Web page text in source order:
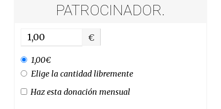
PATROCINADOR.
€
1,00€
Elige la cantidad libremente
Haz esta donación mensual